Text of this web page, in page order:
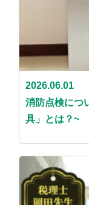
2026.06.01
消防点検につ
具」とは？~